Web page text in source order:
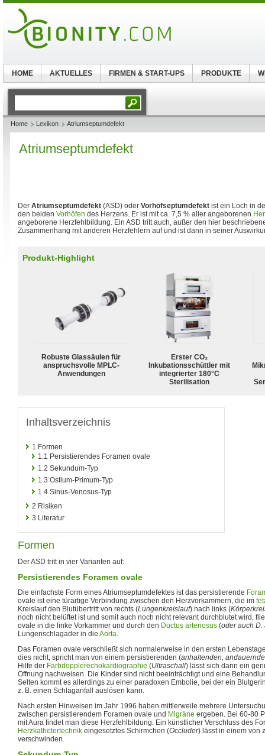
Home Lexikon Atriumseptumdefekt
Atriumseptumdefekt
Der Atriumseptumdefekt (ASD) oder Vorhofseptumdefekt ist ein Loch in
den beiden Vorhöfen des Herzens. Er ist mit ca. 7,5 % aller angeborenen
angeborene Herzfehlbildung. Ein ASD tritt auch, außer den hier
Zusammenhang mit anderen Herzfehlern auf und ist dann in seiner
Produkt-Highlight
Robuste Glassäulen für
anspruchsvolle MPLC-
Anwendungen
Erster CO₂
Inkubationsschüttler mit
integrierter 180°C
Sterilisation
Inhaltsverzeichnis
1 Formen
1.1 Persistierendes Foramen ovale
1.2 Sekundum-Typ
1.3 Ostium-Primum-Typ
1.4 Sinus-Venosus-Typ
2 Risiken
3 Literatur
Formen
Der ASD tritt in vier Varianten auf:
Persistierendes Foramen ovale
Die einfachste Form eines Atriumseptumdefektes ist das persistierende
ovale ist eine türartige Verbindung zwischen den Herzvorkammern, die im
Kreislauf den Blutübertritt von rechts (Lungenkreislauf) nach links (
noch nicht belüftet ist und somit auch noch nicht relevant durchblutet wird,
ovale in die linke Vorkammer und durch den Ductus arteriosus (oder auch D.
Lungenschlagader in die Aorta.
Das Foramen ovale verschließt sich normalerweise in den ersten
dies nicht, spricht man von einem persistierenden (anhaltenden,
Hilfe der Farbdopplerechokardiographie (Ultraschall) lässt sich dann ein
Öffnung nachweisen. Die Kinder sind nicht beeinträchtigt und eine
Selten kommt es allerdings zu einer paradoxen Embolie, bei der ein
z. B. einen Schlaganfall auslösen kann.
Nach ersten Hinweisen im Jahr 1996 haben mittlerweile mehrere
zwischen persistierendem Foramen ovale und Migräne ergeben. Bei 60-80
mit Aura findet man diese Herzfehlbildung. Ein künstlicher Verschluss des
Herzkathetertechnik eingesetztes Schirmchen (Occluder) lässt in einem von
verschwinden.
HOME AKTUELLES FIRMEN & START-UPS PRODUKTE